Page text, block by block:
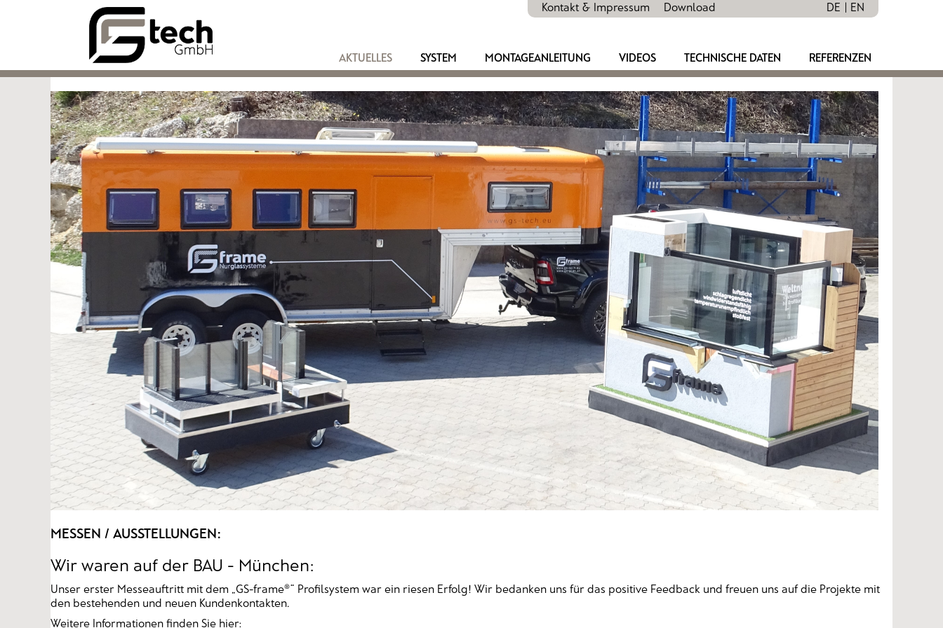
Kontakt & Impressum Download DE EN
AKTUELLES SYSTEM MONTAGEANLEITUNG VIDEOS TECHNISCHE DATEN REFERENZEN
MESSEN / AUSSTELLUNGEN:
Wir waren auf der BAU - München:
Unser erster Messeauftritt mit dem „GS-frame®“ Profilsystem war ein riesen Erfolg! Wir bedanken uns für das positive Feedback und freuen uns auf die Projekte mit
den bestehenden und neuen Kundenkontakten.
Weitere Informationen finden Sie hier: